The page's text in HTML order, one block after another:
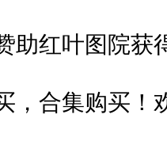
助红叶图院获
，合集购买！